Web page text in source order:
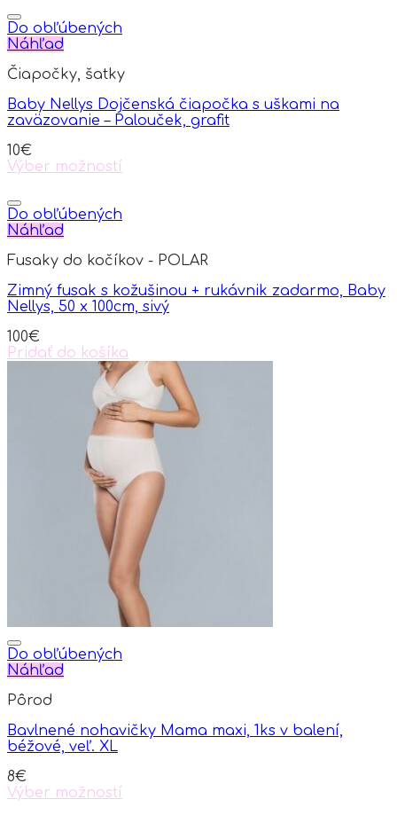
page
product
has
multiple
The
may
be
on
the
page
Do obľúbených
Náhľad
Čiapočky, šatky
Baby Nellys Dojčenská čiapočka s uškami na
zaväzovanie – Palouček, grafit
10€
Výber možností
product
has
multiple
The
may
be
on
the
Do obľúbených
Náhľad
Fusaky do kočíkov - POLAR
Zimný fusak s kožušinou + rukávnik zadarmo, Baby
Nellys, 50 x 100cm, sivý
100€
Pridať do košíka
Do obľúbených
Náhľad
Pôrod
Bavlnené nohavičky Mama maxi, 1ks v balení,
béžové, veľ. XL
8€
Výber možností